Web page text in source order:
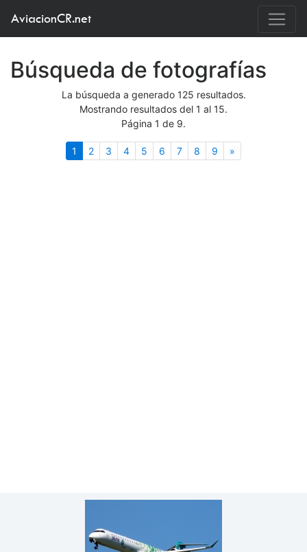
AviacionCR.net
Búsqueda de fotografías
La búsqueda a generado 125 resultados.
Mostrando resultados del 1 al 15.
Página 1 de 9.
1 (actual)
2 3 4 5 6 7 8 9 »